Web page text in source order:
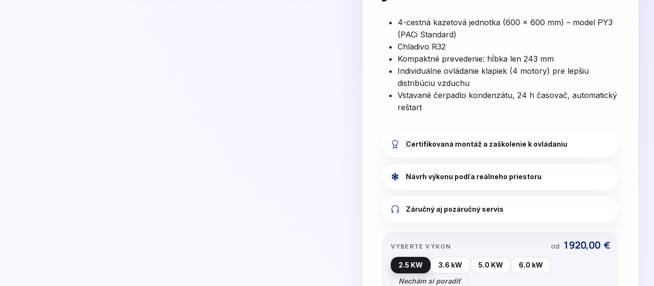
4-cestná kazetová jednotka (600 × 600 mm) – model PY3
(PACi Standard)
Chladivo R32
Kompaktné prevedenie: hĺbka len 243 mm
Individuálne ovládanie klapiek (4 motory) pre lepšiu
distribúciu vzduchu
Vstavané čerpadlo kondenzátu, 24 h časovač, automatický
reštart
Certifikovaná montáž a zaškolenie k ovládaniu
Návrh výkonu podľa reálneho priestoru
Záručný aj pozáručný servis
VYBERTE VÝKON od 1920,00 €
2.5 KW 3.6 kW 5.0 KW
6.0 kW
Nechám si poradiť